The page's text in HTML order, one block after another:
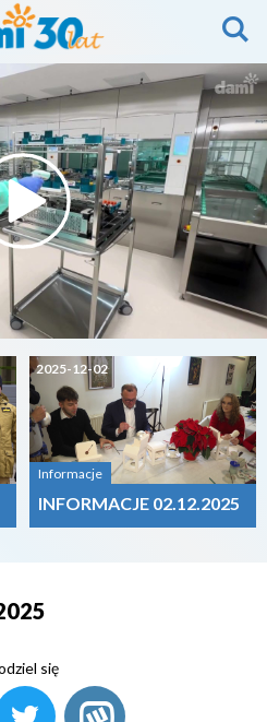
2025-12-02
Informacje
INFORMACJE 02.12.2025
się